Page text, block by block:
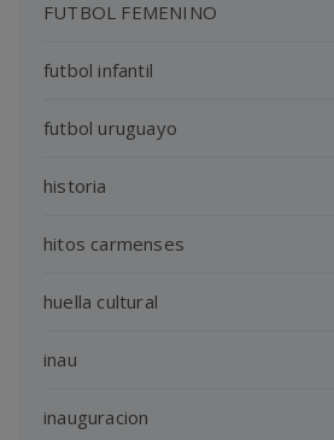
FUTBOL FEMENINO
futbol infantil
futbol uruguayo
historia
hitos carmenses
huella cultural
inau
inauguracion